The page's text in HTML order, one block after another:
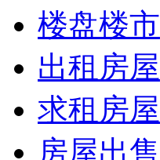
楼盘楼市
出租房屋
求租房屋
房屋出售